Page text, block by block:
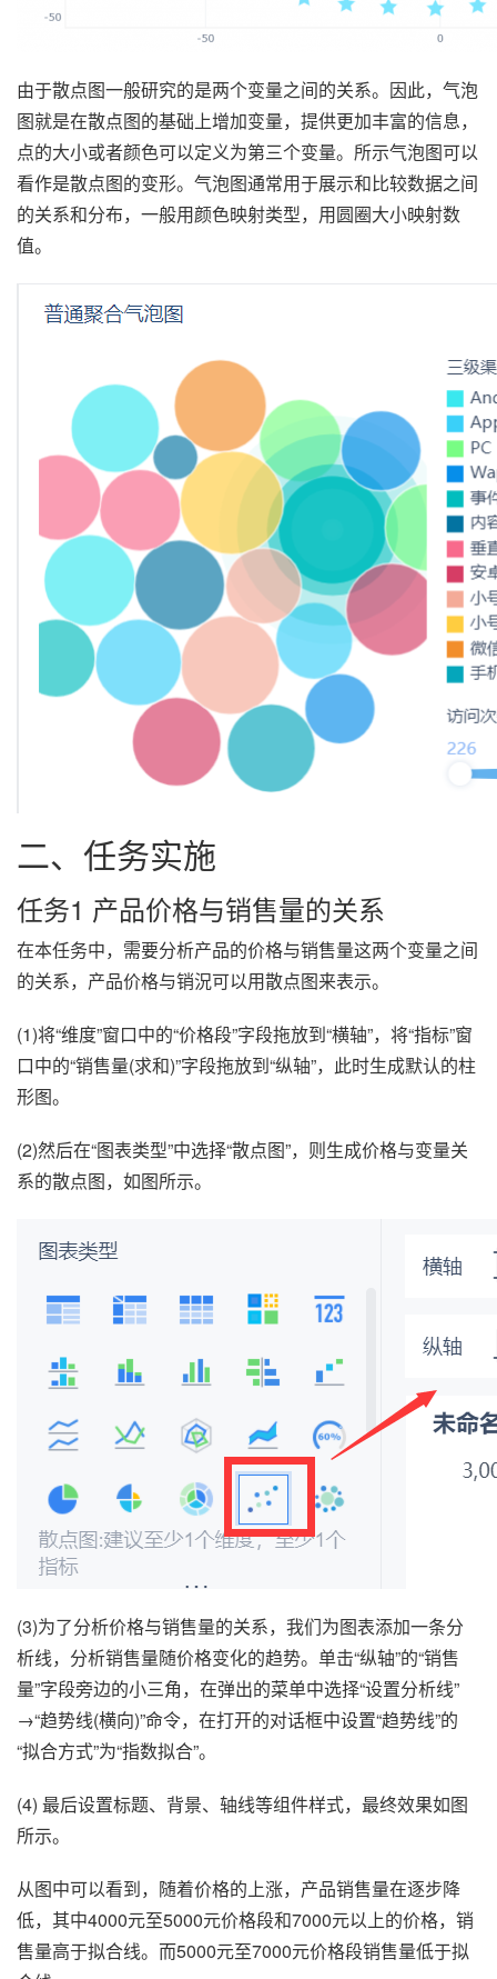
由于散点图一般研究的是两个变量之间的关系。因此，气泡
图就是在散点图的基础上增加变量，提供更加丰富的信息，
点的大小或者颜色可以定义为第三个变量。所示气泡图可以
看作是散点图的变形。气泡图通常用于展示和比较数据之间
的关系和分布，一般用颜色映射类型，用圆圈大小映射数
值。
二、任务实施
任务1 产品价格与销售量的关系
在本任务中，需要分析产品的价格与销售量这两个变量之间
的关系，产品价格与销況可以用散点图来表示。
(1)将“维度”窗口中的“价格段”字段拖放到“横轴”，将“指标”窗
口中的“销售量(求和)”字段拖放到“纵轴”，此时生成默认的柱
形图。
(2)然后在“图表类型”中选择“散点图”，则生成价格与变量关
系的散点图，如图所示。
(3)为了分析价格与销售量的关系，我们为图表添加一条分
析线，分析销售量随价格变化的趋势。单击“纵轴”的“销售
量”字段旁边的小三角，在弹出的菜单中选择“设置分析线”
→“趋势线(横向)”命令，在打开的对话框中设置“趋势线”的
“拟合方式”为“指数拟合”。
(4) 最后设置标题、背景、轴线等组件样式，最终效果如图
所示。
从图中可以看到，随着价格的上涨，产品销售量在逐步降
低，其中4000元至5000元价格段和7000元以上的价格，销
售量高于拟合线。而5000元至7000元价格段销售量低于拟